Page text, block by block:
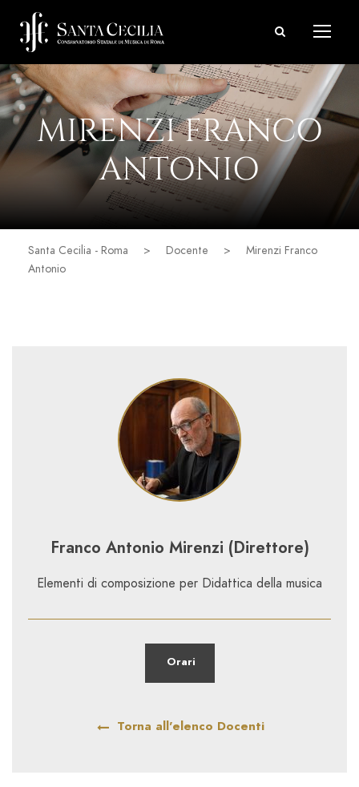
MIRENZI FRANCO
ANTONIO
Santa Cecilia - Roma > Docente >
Mirenzi Franco
Antonio
Franco Antonio Mirenzi (Direttore)
Elementi di composizione per Didattica della musica
Orari
Torna all'elenco Docenti